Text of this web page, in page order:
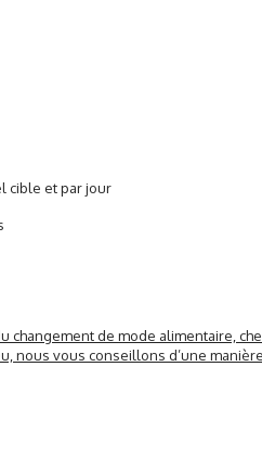
cible et par jour
de mode alimentaire,
nous vous conseillons d’une